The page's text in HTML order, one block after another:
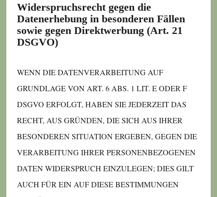
Widerspruchsrecht gegen die
Datenerhebung in besonderen Fällen
sowie gegen Direktwerbung (Art. 21
DSGVO)
WENN DIE DATENVERARBEITUNG AUF
GRUNDLAGE VON ART. 6 ABS. 1 LIT. E ODER F
DSGVO ERFOLGT, HABEN SIE JEDERZEIT DAS
RECHT, AUS GRÜNDEN, DIE SICH AUS IHRER
BESONDEREN SITUATION ERGEBEN, GEGEN DIE
VERARBEITUNG IHRER PERSONENBEZOGENEN
DATEN WIDERSPRUCH EINZULEGEN; DIES GILT
AUCH FÜR EIN AUF DIESE BESTIMMUNGEN